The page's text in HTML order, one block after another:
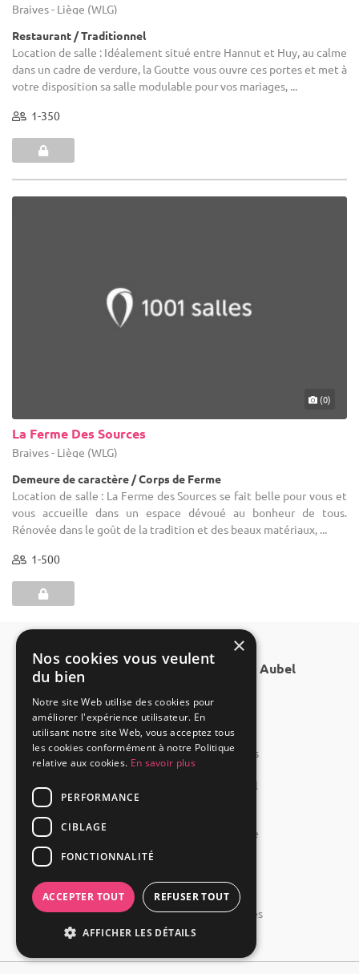
Braives - Liège (WLG)
Restaurant / Traditionnel
Location de salle : Idéalement situé entre Hannut et Huy, au calme
dans un cadre de verdure, la Goutte vous ouvre ces portes et met à
votre disposition sa salle modulable pour vos mariages, ...
1-350
(0)
La Ferme Des Sources
Braives - Liège (WLG)
Demeure de caractère / Corps de Ferme
Location de salle : La Ferme des Sources se fait belle pour vous et
vous accueille dans un espace dévoué au bonheur de tous.
Rénovée dans le goût de la tradition et des beaux matériaux, ...
1-500
Autres villes à proximité de Aubel
Louer salle à Herve
Salle à louer à Modave
Petite salle à louer à Flémalle
Lieux insolite mariage à Braives
Location salle à Remicourt
Les meilleures salles à Donceel
Petite salle à louer à Lierneux
Location salle pas chère à Liège
Les meilleures salles à Seraing
Petite salle à louer à Amay
Location salle pas chère à Huy
Les meilleures salles à Spa
Location salle pas chère à Faimes
×
Nos cookies vous veulent
du bien
Notre site Web utilise des cookies pour
améliorer l'expérience utilisateur. En
utilisant notre site Web, vous acceptez tous
les cookies conformément à notre Politique
relative aux cookies. En savoir plus
PERFORMANCE
CIBLAGE
FONCTIONNALITÉ
ACCEPTER TOUT REFUSER TOUT
AFFICHER LES DÉTAILS